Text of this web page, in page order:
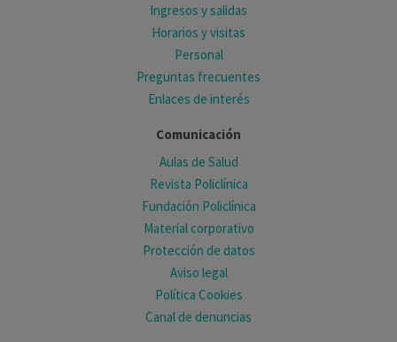
Ingresos y salidas
Horarios y visitas
Personal
Preguntas frecuentes
Enlaces de interés
Comunicación
Aulas de Salud
Revista Policlínica
Fundación Policlínica
Material corporativo
Protección de datos
Aviso legal
Política Cookies
Canal de denuncias